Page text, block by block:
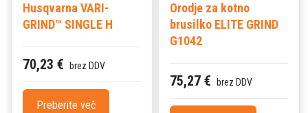
Husqvarna VARI-
GRIND™ SINGLE H
70,23 € brez DDV
Preberite več
Orodje za kotno
brusilko ELITE GRIND
G1042
75,27 € brez DDV